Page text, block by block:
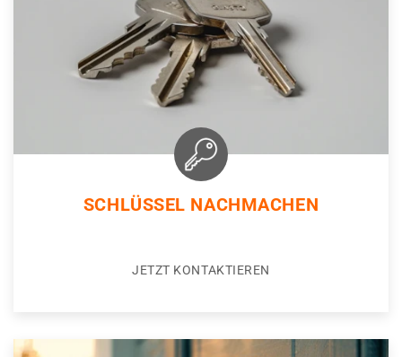
SCHLÜSSEL NACHMACHEN
JETZT KONTAKTIEREN